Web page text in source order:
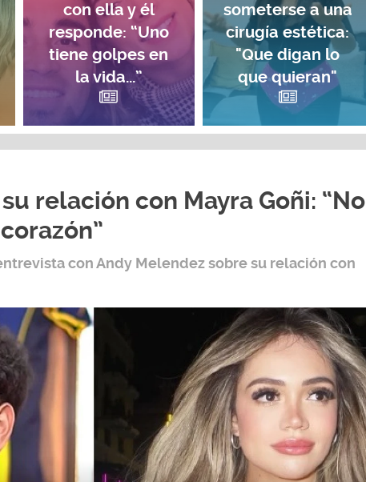
con ella y él
responde: “Uno
tiene golpes en
la vida...”
someterse a una
cirugía estética:
"Que digan lo
que quieran"
relación con Mayra Goñi: “No
conAndy Melendezsobre su relación con